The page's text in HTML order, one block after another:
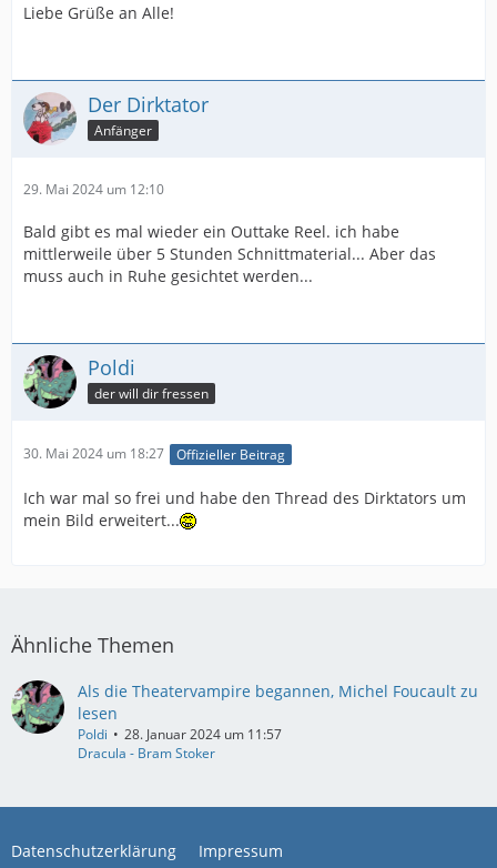
Liebe Grüße an Alle!
Der Dirktator
Anfänger
29. Mai 2024 um 12:10
Bald gibt es mal wieder ein Outtake Reel. ich habe
mittlerweile über 5 Stunden Schnittmaterial... Aber das
muss auch in Ruhe gesichtet werden...
Poldi
der will dir fressen
30. Mai 2024 um 18:27 Offizieller Beitrag
Ich war mal so frei und habe den Thread des Dirktators um
mein Bild erweitert...
Ähnliche Themen
Als die Theatervampire begannen, Michel Foucault zu
lesen
Poldi
28. Januar 2024 um 11:57
Dracula - Bram Stoker
Datenschutzerklärung Impressum